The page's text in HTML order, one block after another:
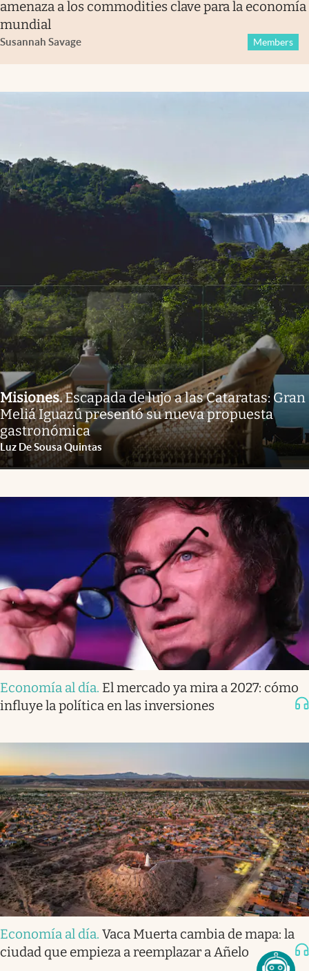
amenaza a los commodities clave para la economía
mundial
Susannah Savage Members
Misiones.Escapada de lujo a las Cataratas: Gran
Meliá Iguazú presentó su nueva propuesta
gastronómica
Luz De Sousa Quintas
Economía al día. El mercado ya mira a 2027: cómo
influye la política en las inversiones
Economía al día. Vaca Muerta cambia de mapa: la
ciudad que empieza a reemplazar a Añelo